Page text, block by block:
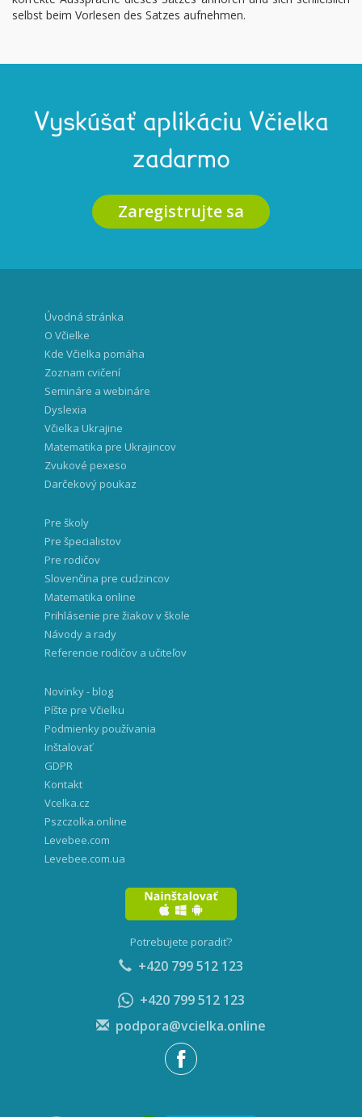
selbst beim Vorlesen des Satzes aufnehmen.
Vyskúšať aplikáciu Včielka
zadarmo
Zaregistrujte sa
Úvodná stránka
O Včielke
Kde Včielka pomáha
Zoznam cvičení
Semináre a webináre
Dyslexia
Včielka Ukrajine
Matematika pre Ukrajincov
Zvukové pexeso
Darčekový poukaz
Pre školy
Pre špecialistov
Pre rodičov
Slovenčina pre cudzincov
Matematika online
Prihlásenie pre žiakov v škole
Návody a rady
Referencie rodičov a učiteľov
Novinky - blog
Píšte pre Včielku
Podmienky používania
Inštalovať
GDPR
Kontakt
Vcelka.cz
Pszczolka.online
Levebee.com
Levebee.com.ua
Potrebujete poradiť?
+420 799 512 123
+420 799 512 123
podpora@vcielka.online